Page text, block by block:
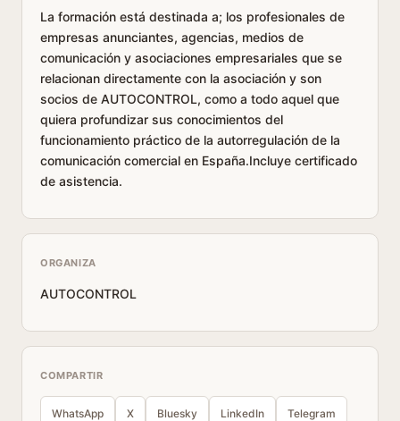
La formación está destinada a; los profesionales de
empresas anunciantes, agencias, medios de
comunicación y asociaciones empresariales que se
relacionan directamente con la asociación y son
socios de AUTOCONTROL, como a todo aquel que
quiera profundizar sus conocimientos del
funcionamiento práctico de la autorregulación de la
comunicación comercial en España.Incluye certificado
de asistencia.
ORGANIZA
AUTOCONTROL
COMPARTIR
WhatsApp X Bluesky LinkedIn Telegram